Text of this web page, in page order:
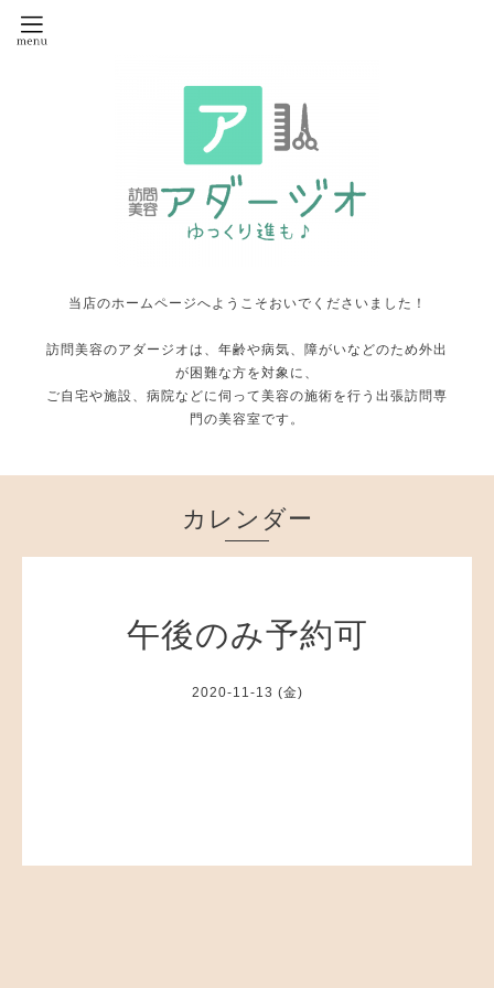
当店のホームページへようこそおいでくださいました！
訪問美容のアダージオは、年齢や病気、障がいなどのため外出
が困難な方を対象に、
ご自宅や施設、病院などに伺って美容の施術を行う出張訪問専
門の美容室です。
カレンダー
午後のみ予約可
2020-11-13 (金)